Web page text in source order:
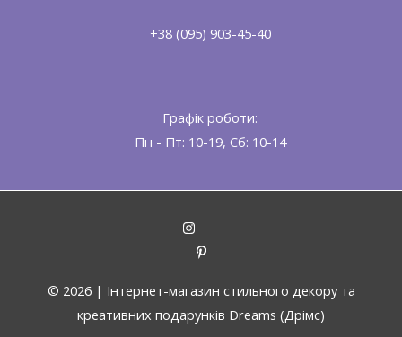
+38 (095) 903-45-40
Графік роботи:
Пн - Пт: 10-19, Сб: 10-14
© 2026 | Інтернет-магазин стильного декору та
креативних подарунків Dreams (Дрімс)